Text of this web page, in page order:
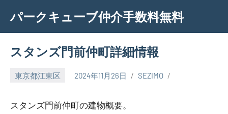
content
パークキューブ仲介手数料無料
スタンズ門前仲町詳細情報
東京都江東区 2024年11月26日 SEZIMO
スタンズ門前仲町の建物概要。